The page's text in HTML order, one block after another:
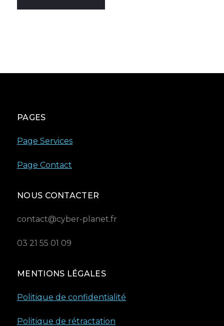
PAGES
Page Services
Page Contact
NOUS CONTACTER
contact@cyber-planet.fr
03 21 55 01 09
MENTIONS LÉGALES
Politique de confidentialité
Politique de rétractation